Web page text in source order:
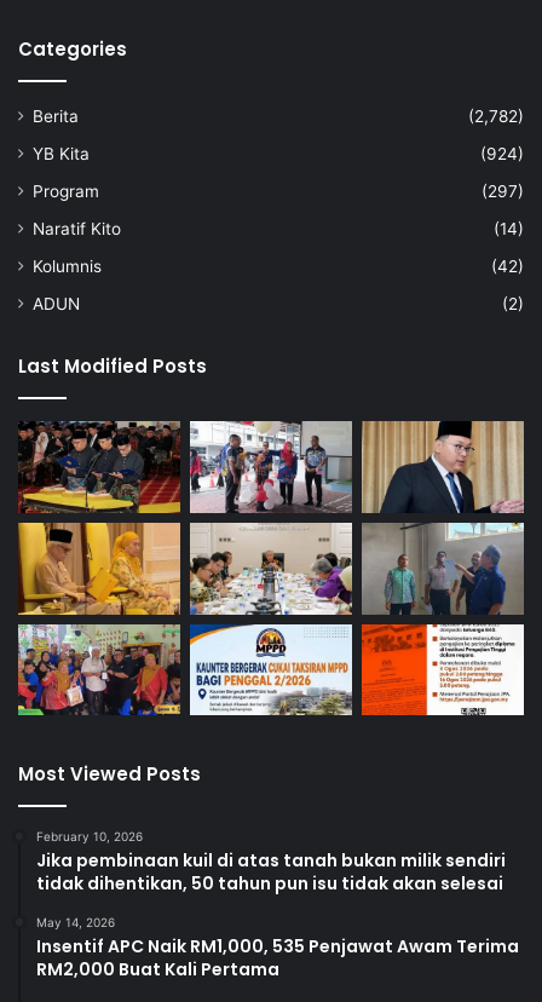
Categories
Berita
(2,782)
YB Kita
(924)
Program
(297)
Naratif Kito
(14)
Kolumnis
(42)
ADUN
(2)
Last Modified Posts
Most Viewed Posts
February 10, 2026
Jika pembinaan kuil di atas tanah bukan milik sendiri
tidak dihentikan, 50 tahun pun isu tidak akan selesai
May 14, 2026
Insentif APC Naik RM1,000, 535 Penjawat Awam Terima
RM2,000 Buat Kali Pertama